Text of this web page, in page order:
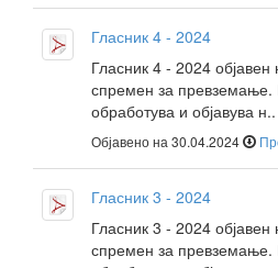
Гласник 4 - 2024
Гласник 4 - 2024
спремен за превземање.
обработува и објавува н..
Објавено на 30.04.2024
Гласник 3 - 2024
Гласник 3 - 2024
спремен за превземање.